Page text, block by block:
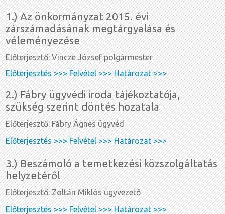
1.) Az önkormányzat 2015. évi
zárszámadásának megtárgyalása és
véleményezése
Előterjesztő: Vincze József polgármester
Előterjesztés >>> Felvétel >>> Határozat >>>
2.) Fábry ügyvédi iroda tájékoztatója,
szükség szerint döntés hozatala
Előterjesztő: Fábry Ágnes ügyvéd
Előterjesztés >>> Felvétel >>> Határozat >>>
3.) Beszámoló a temetkezési közszolgáltatás
helyzetéről
Előterjesztő: Zoltán Miklós ügyvezető
Előterjesztés >>> Felvétel >>> Határozat >>>